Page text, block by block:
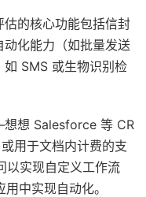
的核心功能包括信封
化能力（如批量发送
SMS 或生物识别检
想 Salesforce 等 CR
用于文档内计费的支
以实现自定义工作流
中实现自动化。